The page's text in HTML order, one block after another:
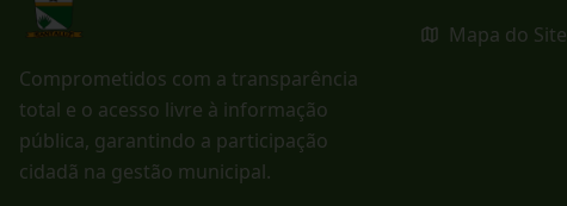
Comprometidos com a transparência
total e o acesso livre à informação
pública, garantindo a participação
cidadã na gestão municipal.
Mapa do Site